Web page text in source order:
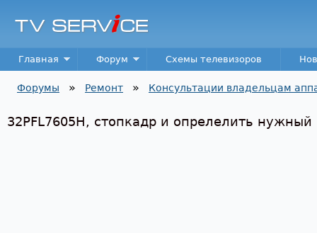
TV
Service
Main menu
Главная Форум Схемы телевизоров
Форумы » Ремонт » Консультации владельцам
32PFL7605H, стопкадр и опрелелить